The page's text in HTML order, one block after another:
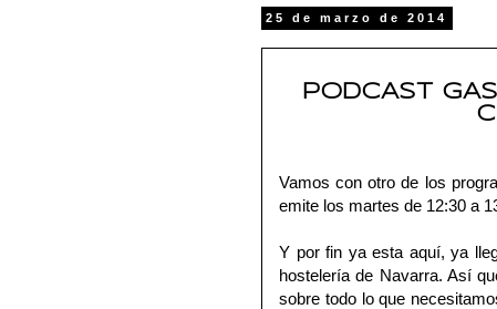
25 de marzo de 2014
PODCAST
Vamos con otro de los
emite los martes de 12:30 a
Y por fin ya esta aquí, ya
hostelería de Navarra. Así
sobre todo lo que